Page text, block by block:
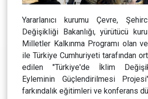
Yararlanıcı kurumu Çevre,
Değişikliği Bakanlığı, yürütücü
Milletler Kalkınma Programı olan
ile Türkiye Cumhuriyeti tarafından
edilen "Türkiye'de İklim
Eyleminin Güçlendirilmesi
farkındalık eğitimleri ve konferans